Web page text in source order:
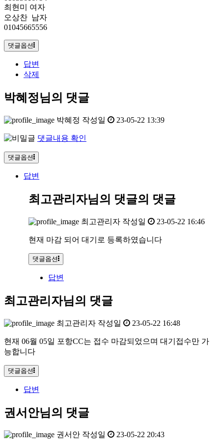
최현미 여자
오상찬 남자
01045665556
댓글옵션
답변
삭제
박혜정님의 댓글
박혜정 작성일 23-05-22 13:39
댓글내용 확인
댓글옵션
답변
최고관리자님의 댓글의 댓글
최고관리자 작성일 23-05-22 16:46
현재 마감 되어 대기로 등록하였습니다
댓글옵션
답변
최고관리자님의 댓글
최고관리자 작성일 23-05-22 16:48
현재 06월 05일 포항CC는 접수 마감되었으며 대기접수만 가
능합니다
댓글옵션
답변
권서안님의 댓글
권서안 작성일 23-05-22 20:43